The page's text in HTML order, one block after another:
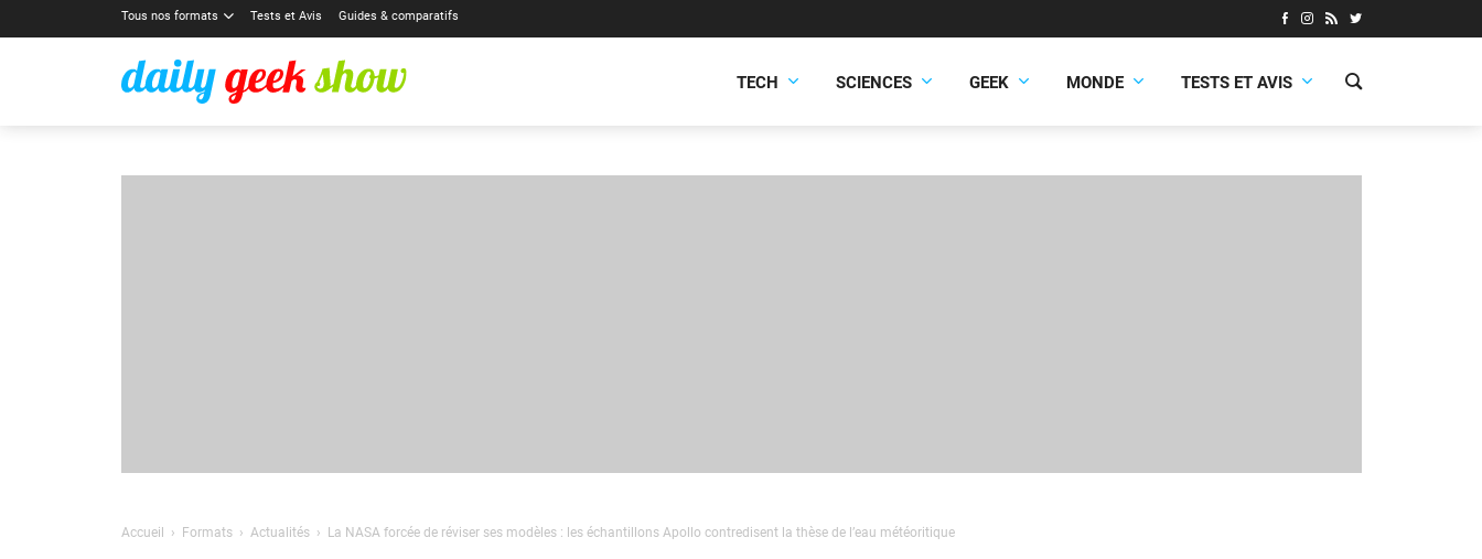
Tous nos formats Tests et Avis Guides & comparatifs
TECH SCIENCES GEEK MONDE TESTS ET AVIS
Accueil Formats Actualités La NASA forcée de réviser ses modèles : les échantillons Apollo contredisent la thèse de l’eau météoritique